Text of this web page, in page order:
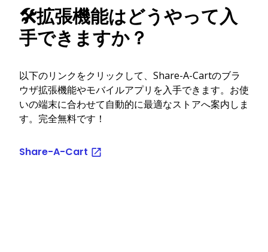
🛠️拡張機能はどうやって入
手できますか？
以下のリンクをクリックして、Share-A-Cartのブラ
ウザ拡張機能やモバイルアプリを入手できます。お使
いの端末に合わせて自動的に最適なストアへ案内しま
す。完全無料です！
Share-A-Cart